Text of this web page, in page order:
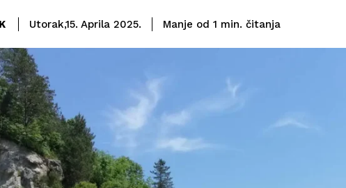
Utorak,15. Aprila 2025. Manje od 1 min. čitanja